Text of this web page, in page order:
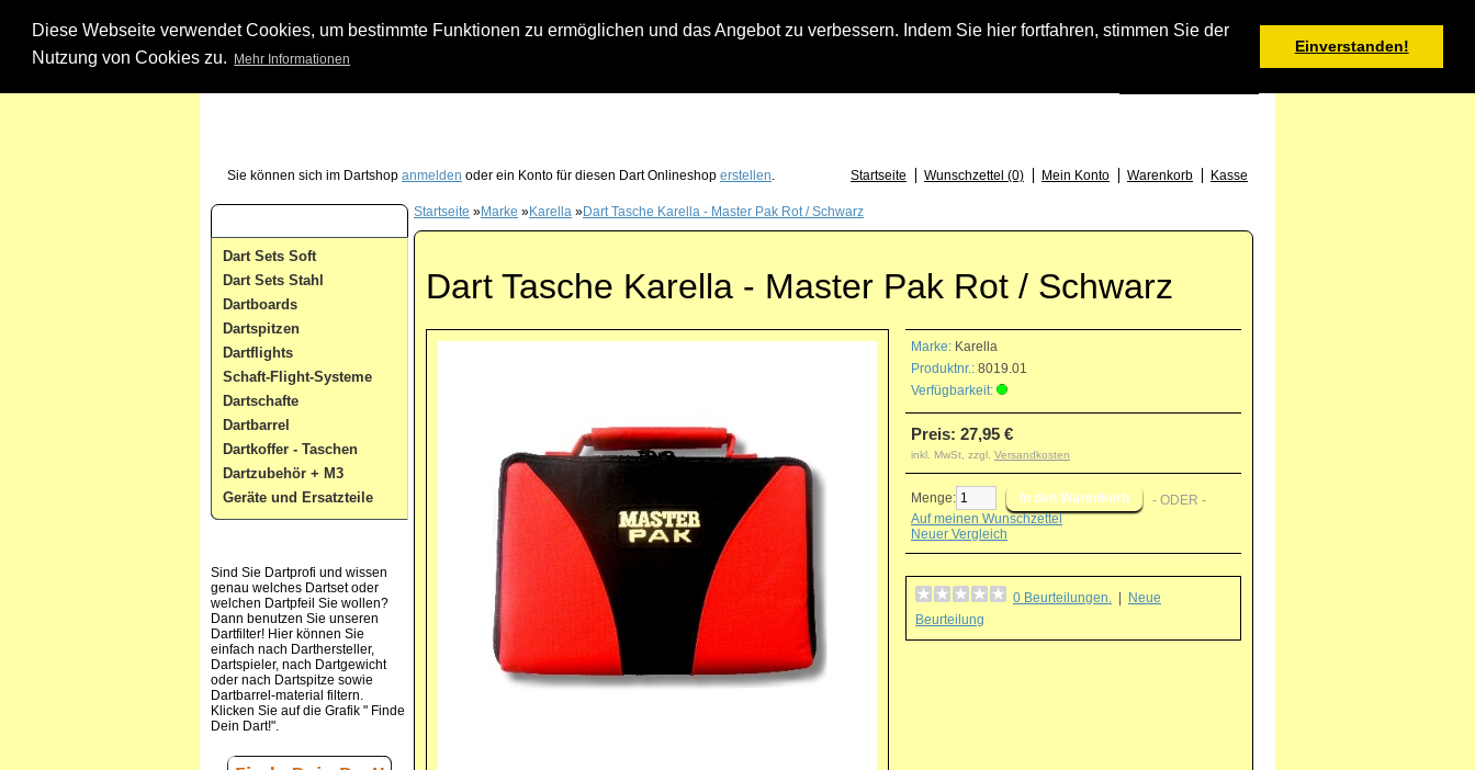
Diese Webseite verwendet Cookies, um bestimmte Funktionen zu ermöglichen und das Angebot zu verbessern. Indem Sie hier fortfahren, stimmen Sie der
Nutzung von Cookies zu.
Mehr Informationen
Einverstanden!
Warenkorb
Sie können sich im Dartshop anmelden oder ein Konto für diesen Dart Onlineshop erstellen. Startseite Wunschzettel (0) Mein Konto Warenkorb Kasse
Dart Sets Soft
Dart Sets Stahl
Dartboards
Dartspitzen
Dartflights
Schaft-Flight-Systeme
Dartschafte
Dartbarrel
Dartkoffer - Taschen
Dartzubehör + M3
Geräte und Ersatzteile
Sind Sie Dartprofi und wissen
genau welches Dartset oder
welchen Dartpfeil Sie wollen?
Dann benutzen Sie unseren
Dartfilter! Hier können Sie
einfach nach Darthersteller,
Dartspieler, nach Dartgewicht
oder nach Dartspitze sowie
Dartbarrel-material filtern.
Klicken Sie auf die Grafik " Finde
Dein Dart!".
Startseite »Marke »Karella »Dart Tasche Karella - Master Pak Rot / Schwarz
Dart Tasche Karella - Master Pak Rot / Schwarz
Marke: Karella
Produktnr.: 8019.01
Verfügbarkeit:
Preis: 27,95 €
inkl. MwSt, zzgl. Versandkosten
Menge:
- ODER -
Auf meinen Wunschzettel
Neuer Vergleich
0 Beurteilungen.
Neue
Beurteilung